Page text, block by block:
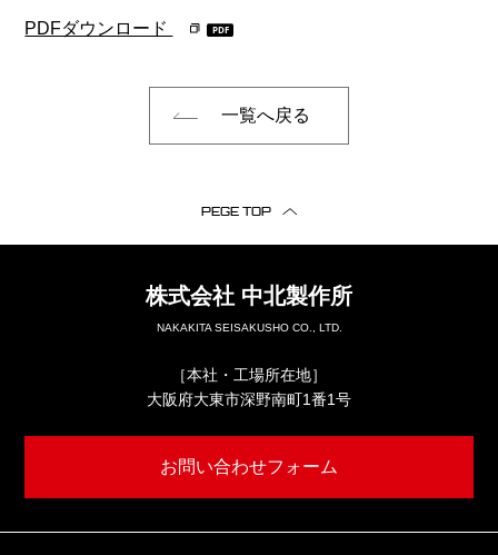
PDFダウンロード
一覧へ戻る
PEGE TOP
株式会社 中北製作所
NAKAKITA SEISAKUSHO CO., LTD.
［本社・工場所在地］
大阪府大東市深野南町1番1号
お問い合わせフォーム